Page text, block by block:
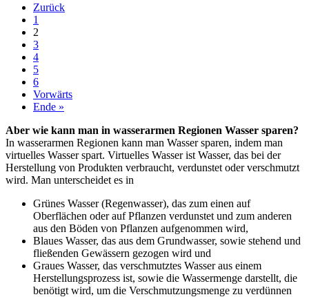
Zurück
1
2
3
4
5
6
Vorwärts
Ende »
Aber wie kann man in wasserarmen Regionen Wasser sparen?
In wasserarmen Regionen kann man Wasser sparen, indem man
virtuelles Wasser spart. Virtuelles Wasser ist Wasser, das bei der
Herstellung von Produkten verbraucht, verdunstet oder verschmutzt
wird. Man unterscheidet es in
Grünes Wasser (Regenwasser), das zum einen auf
Oberflächen oder auf Pflanzen verdunstet und zum anderen
aus den Böden von Pflanzen aufgenommen wird,
Blaues Wasser, das aus dem Grundwasser, sowie stehend und
fließenden Gewässern gezogen wird und
Graues Wasser, das verschmutztes Wasser aus einem
Herstellungsprozess ist, sowie die Wassermenge darstellt, die
benötigt wird, um die Verschmutzungsmenge zu verdünnen